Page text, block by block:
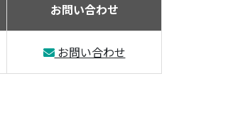
お問い合わせ
お問い合わせ